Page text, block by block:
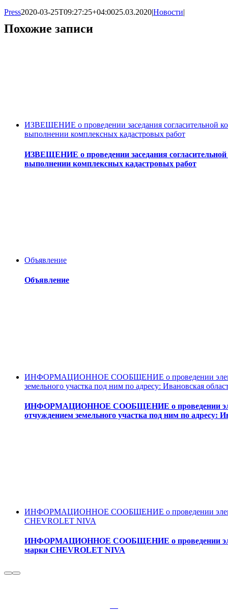
Press2020-03-25T09:27:25+04:0025.03.2020|Новости|
Похожие записи
ИЗВЕЩЕНИЕ о проведении заседания согласительной
выполнении комплексных кадастровых работ
ИЗВЕЩЕНИЕ о проведении заседания согласительной
выполнении комплексных кадастровых работ
Объявление
Объявление
ИНФОРМАЦИОННОЕ СООБЩЕНИЕ о проведении
земельного участка под ним по адресу: Ивановская
ИНФОРМАЦИОННОЕ СООБЩЕНИЕ о проведении
отчуждением земельного участка под ним по адресу:
ИНФОРМАЦИОННОЕ СООБЩЕНИЕ о проведении
CHEVROLET NIVA
ИНФОРМАЦИОННОЕ СООБЩЕНИЕ о проведении
марки CHEVROLET NIVA